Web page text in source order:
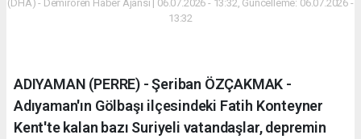
(DHA) - Demirören Haber Ajansı | 06.07.2026 - 13:32, Güncelleme: 06.07.2026 -
13:32
ADIYAMAN (PERRE) - Şeriban ÖZÇAKMAK -
Adıyaman'ın Gölbaşı ilçesindeki Fatih Konteyner
Kent'te kalan bazı Suriyeli vatandaşlar, depremin